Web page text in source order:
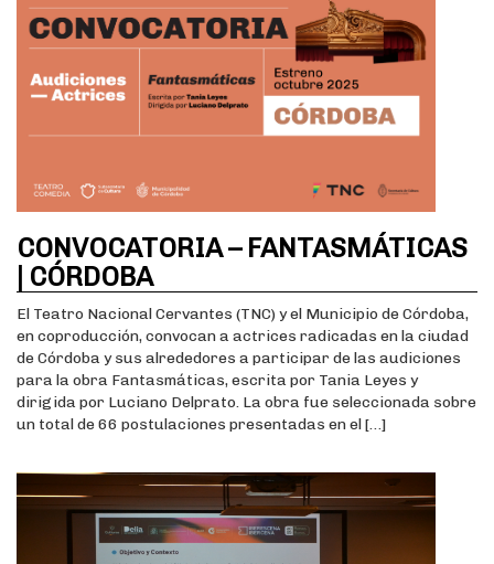
CONVOCATORIA – FANTASMÁTICAS
| CÓRDOBA
El Teatro Nacional Cervantes (TNC) y el Municipio de Córdoba,
en coproducción, convocan a actrices radicadas en la ciudad
de Córdoba y sus alrededores a participar de las audiciones
para la obra Fantasmáticas, escrita por Tania Leyes y
dirigida por Luciano Delprato. La obra fue seleccionada sobre
un total de 66 postulaciones presentadas en el […]